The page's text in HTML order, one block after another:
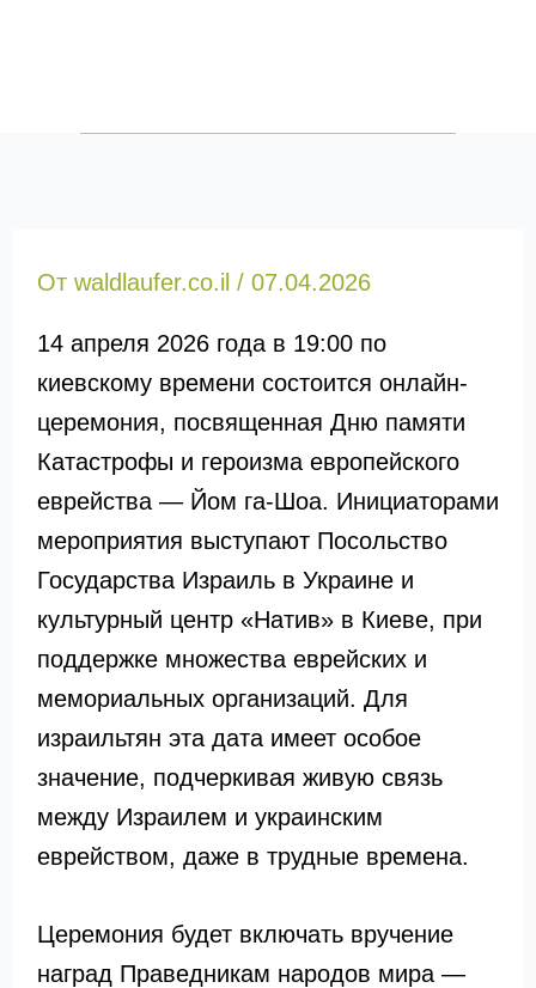
От waldlaufer.co.il / 07.04.2026
14 апреля 2026 года в 19:00 по
киевскому времени состоится онлайн-
церемония, посвященная Дню памяти
Катастрофы и героизма европейского
еврейства — Йом га-Шоа. Инициаторами
мероприятия выступают Посольство
Государства Израиль в Украине и
культурный центр «Натив» в Киеве, при
поддержке множества еврейских и
мемориальных организаций. Для
израильтян эта дата имеет особое
значение, подчеркивая живую связь
между Израилем и украинским
еврейством, даже в трудные времена.
Церемония будет включать вручение
наград Праведникам народов мира —